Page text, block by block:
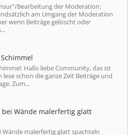
Bearbeitung der Moderation:
am Umgang der Moderation
wenn Beiträge gelöscht oder
Hallo liebe Community, das ist
schon die ganze Zeit Beiträge und
Zum...
Wände malerfertig glatt
Wände malerfertig glatt spachteln